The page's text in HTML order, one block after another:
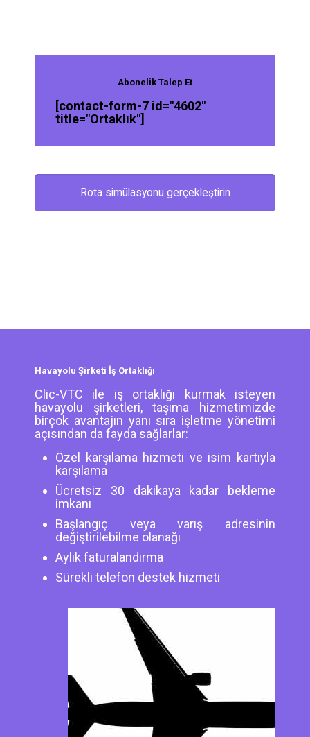
Abonelik Talep Et
[contact-form-7 id="4602"
title="Ortaklık"]
Rota simülasyonu gerçekleştirin
Havayolu Şirketi İş Ortaklığı
Clic-VTC ile iş ortaklığı kurmak isteyen
havayolu şirketleri, taşıma hizmetimizde
birçok avantajın yanı sıra işletme yönetimi
açısından da fayda sağlarlar:
Özel karşılama hizmeti ve isim kartıyla
karşılama
Ücretsiz 30 dakikaya kadar bekleme
imkanı
Başlangıç veya varış adresinin
değiştirilebilme olanağı
Aylık faturalandırma
Sürekli telefon destek hizmeti